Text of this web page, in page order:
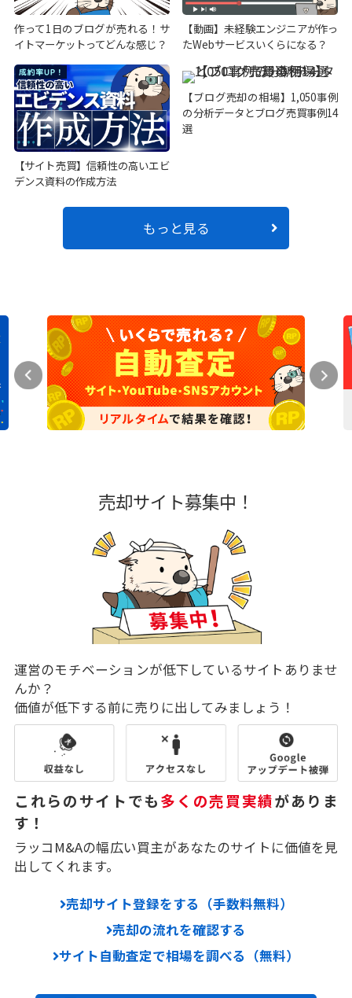
作って1日のブログが売れる！サ
イトマーケットってどんな感じ？
【動画】未経験エンジニアが作っ
たWebサービスいくらになる？
【サイト売買】信頼性の高いエビ
デンス資料の作成方法
【ブログ売却の相場】1,050事例
の分析データとブログ売買事例14
選
もっと見る
売却サイト募集中！
運営のモチベーションが低下しているサイトありませ
んか？
価値が低下する前に売りに出してみましょう！
これらのサイトでも多くの売買実績がありま
す！
ラッコM&Aの幅広い買主があなたのサイトに価値を見
出してくれます。
売却サイト登録をする（手数料無料）
売却の流れを確認する
サイト自動査定で相場を調べる（無料）